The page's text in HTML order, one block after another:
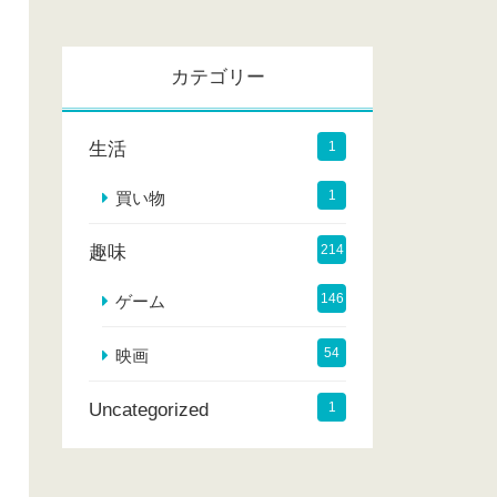
イ
カテゴリー
生活 1
買い物 1
趣味 214
ゲーム 146
映画 54
Uncategorized 1